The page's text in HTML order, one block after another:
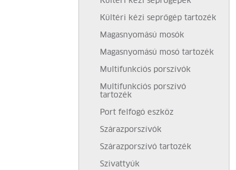
Kültéri kézi seprőgép tartozék
Magasnyomású mosók
Magasnyomású mosó tartozék
Multifunkciós porszívók
Multifunkciós porszívó
tartozék
Port felfogó eszköz
Szárazporszívók
Szárazporszívó tartozék
Szivattyúk